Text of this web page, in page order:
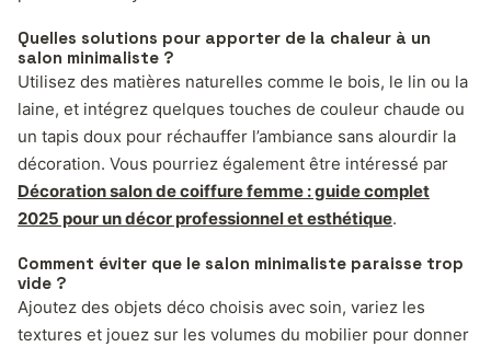
Quelles solutions pour apporter de la chaleur à un
salon minimaliste ?
Utilisez des matières naturelles comme le bois, le lin ou la
laine, et intégrez quelques touches de couleur chaude ou
un tapis doux pour réchauffer l’ambiance sans alourdir la
décoration. Vous pourriez également être intéressé par
Décoration salon de coiffure femme : guide complet
2025 pour un décor professionnel et esthétique.
Comment éviter que le salon minimaliste paraisse trop
vide ?
Ajoutez des objets déco choisis avec soin, variez les
textures et jouez sur les volumes du mobilier pour donner